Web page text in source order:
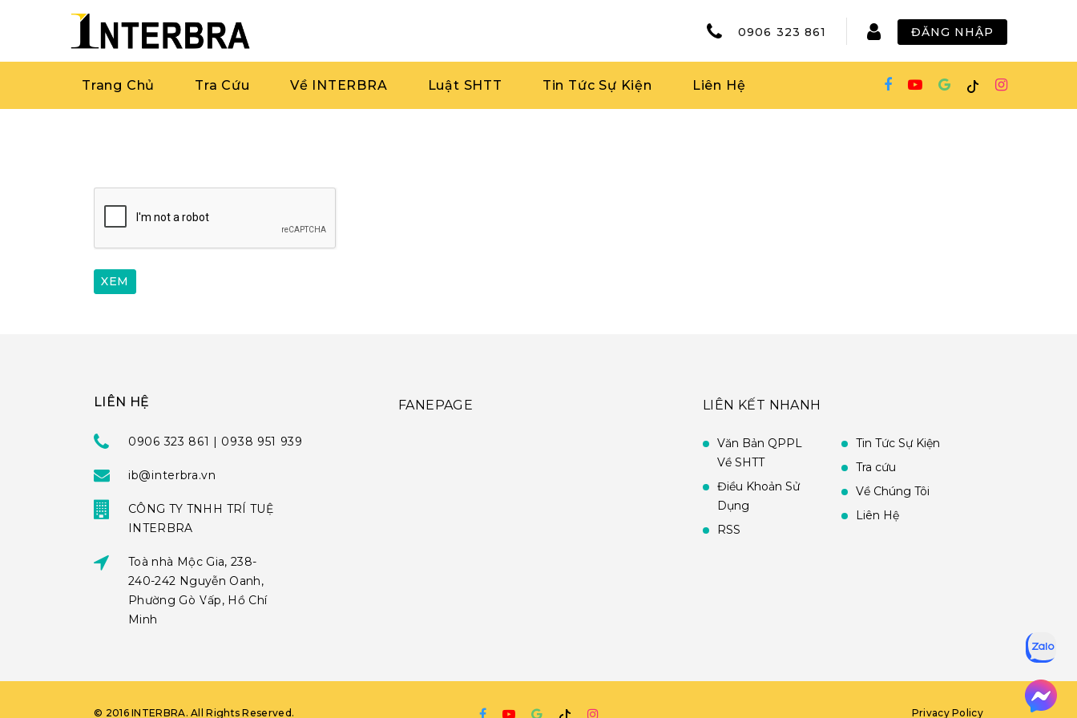
0906 323 861 ĐĂNG NHẬP
Trang Chủ Tra Cứu Về INTERBRA Luật SHTT Tin Tức Sự Kiện Liên Hệ
LIÊN HỆ
0906 323 861 | 0938 951 939
ib@interbra.vn
CÔNG TY TNHH TRÍ TUỆ
INTERBRA
Toà nhà Mộc Gia, 238-
240-242 Nguyễn Oanh,
Phường Gò Vấp, Hồ Chí
Minh
FANEPAGE LIÊN KẾT NHANH
Văn Bản QPPL
Về SHTT
Điều Khoản Sử
Dụng
RSS
Tin Tức Sự Kiện
Tra cứu
Về Chúng Tôi
Liên Hệ
© 2016 INTERBRA. All Rights Reserved. Privacy Policy